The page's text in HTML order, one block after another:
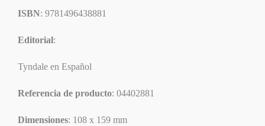
ISBN: 9781496438881
Editorial:
Tyndale en Español
Referencia de producto: 04402881
Dimensiones: 108 x 159 mm